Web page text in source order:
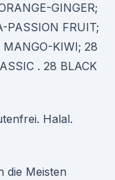
GINGER;
PASSION FRUIT;
KIWI; 28
. 28 BLACK
Halal.
die Meisten